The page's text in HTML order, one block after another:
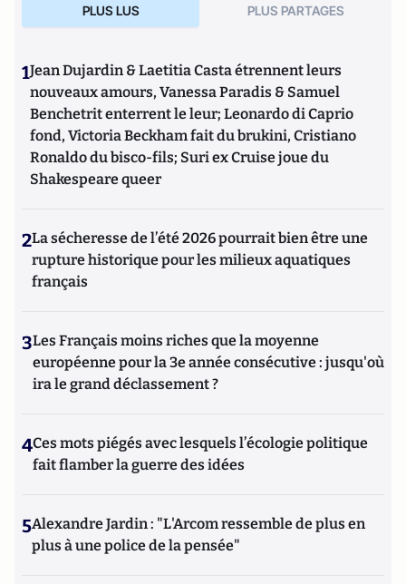
PLUS LUS PLUS PARTAGES
1Jean Dujardin & Laetitia Casta étrennent leurs
nouveaux amours, Vanessa Paradis & Samuel
Benchetrit enterrent le leur; Leonardo di Caprio
fond, Victoria Beckham fait du brukini, Cristiano
Ronaldo du bisco-fils; Suri ex Cruise joue du
Shakespeare queer
2La sécheresse de l’été 2026 pourrait bien être une
rupture historique pour les milieux aquatiques
français
3Les Français moins riches que la moyenne
européenne pour la 3e année consécutive : jusqu'où
ira le grand déclassement ?
4Ces mots piégés avec lesquels l’écologie politique
fait flamber la guerre des idées
5Alexandre Jardin : "L'Arcom ressemble de plus en
plus à une police de la pensée"